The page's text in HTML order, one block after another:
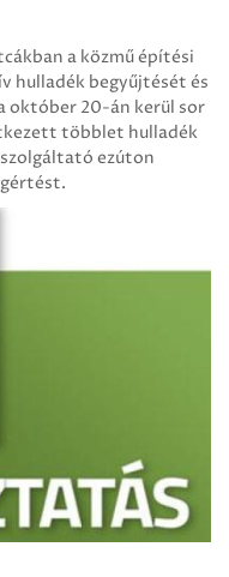
a közmű építési
hulladék begyűjtését és
október 20-án kerül sor
többlet hulladék
ezúton